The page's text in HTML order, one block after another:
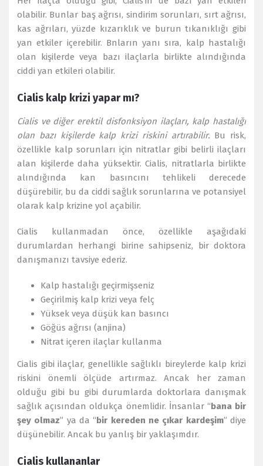
olabilir. Bunlar baş ağrısı, sindirim sorunları, sırt ağrısı,
kas ağrıları, yüzde kızarıklık ve burun tıkanıklığı gibi
yan etkiler içerebilir. Bnların yanı sıra, kalp hastalığı
olan kişilerde veya bazı ilaçlarla birlikte alındığında
ciddi yan etkileri olabilir.
Cialis kalp krizi yapar mı?
Cialis ve diğer erektil disfonksiyon ilaçları, kalp hastalığı
olan bazı kişilerde kalp krizi riskini artırabilir. Bu risk,
özellikle kalp sorunları için nitratlar gibi belirli ilaçları
alan kişilerde daha yüksektir. Cialis, nitratlarla birlikte
alındığında kan basıncını tehlikeli derecede
düşürebilir, bu da ciddi sağlık sorunlarına ve potansiyel
olarak kalp krizine yol açabilir.
Cialis kullanmadan önce, özellikle aşağıdaki
durumlardan herhangi birine sahipseniz, bir doktora
danışmanızı tavsiye ederiz.
Kalp hastalığı geçirmişseniz
Geçirilmiş kalp krizi veya felç
Yüksek veya düşük kan basıncı
Göğüs ağrısı (anjina)
Nitrat içeren ilaçlar kullanma
Cialis gibi ilaçlar, genellikle sağlıklı bireylerde kalp krizi
riskini önemli ölçüde artırmaz. Ancak her zaman
olduğu gibi bu gibi durumlarda doktorlara danışmak
sağlık açısından oldukça önemlidir. İnsanlar “bana bir
şey olmaz” ya da “bir kereden ne çıkar kardeşim” diye
düşünebilir. Ancak bu yanlış bir yaklaşımdır.
Cialis kullananlar